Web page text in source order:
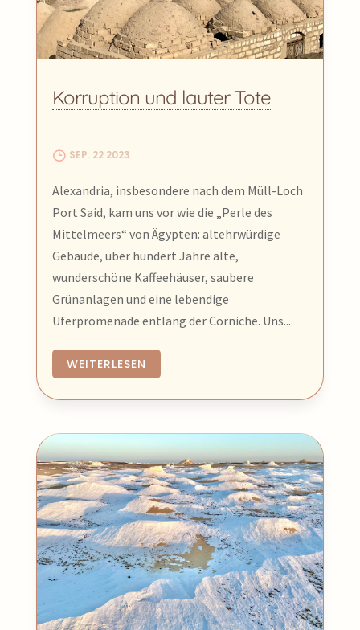
Korruption und lauter Tote
SEP. 22 2023
Alexandria, insbesondere nach dem Müll-Loch
Port Said, kam uns vor wie die „Perle des
Mittelmeers“ von Ägypten: altehrwürdige
Gebäude, über hundert Jahre alte,
wunderschöne Kaffeehäuser, saubere
Grünanlagen und eine lebendige
Uferpromenade entlang der Corniche. Uns...
WEITERLESEN